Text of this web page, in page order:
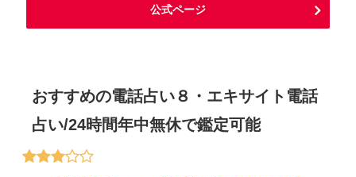
公式ページ
おすすめの電話占い８・エキサイト電話
占い/24時間年中無休で鑑定可能